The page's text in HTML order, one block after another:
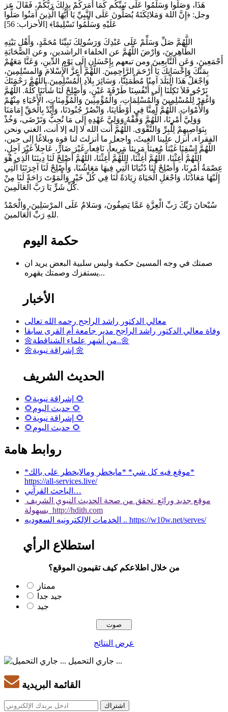
هَذَا، وَصَلُّوا وَسَلِّمُوا عَلَى نَبِيِّكُم كَمَا أَمَرَكُمْ بِذلِكَ رَبُّكُمْ، فَقَالَ عز
وجل: ﴿إِنَّ اللهَ وَمَلائِكَتَهُ يُصَلُّونَ عَلَى النَّبِيِّ يَا أَيُّهَا الَّذِينَ آمَنُوا صَلُّوا
عَلَيْهِ وَسَلِّمُوا تَسْلِيمًا﴾ [الأحزاب: 56]
الطَّاهِرِينَ، وَارْضَ اللَّهُمَّ عن الخلفاء الراشدين، وعن الصَّحَابَةِ
أَجْمَعِينَ، وَعَنِ التَّابِعِينَ ومن تبعهم بِإِحْسَانٍ إِلَى يَوْمِ الدِّينِ، وَعَنَّا مَعَهُمْ
بِمَنِّكَ وَإِحْسَانِكَ يَا أَرْحَمَ الرَّاحِمِينَ. اللَّهُمَّ أَعِزَّ الْإِسْلامَ وَالمسْلِمِينَ،
وَاجْعَلْ هَذَا الْبَلَدَ آمِنًا مُطْمَئِنًّا، وَسَائِرَ بِلاَدِ الْمُسْلِمِينَ. اللَّهُمَّ رَحْمَتَكَ
نَرْجُو فَلاَ تَكِلْنَا إِلَى أَنْفُسِنَا طَرْفَةَ عَيْنٍ، وَأَصْلِحْ لَنَا شَأْنَنَا كُلَّهُ. اللَّهُمَّ
وَاغْفِرْ لِلْمُسْلِمِينَ وَالْمُسْلِمَاتِ، وَالْمُؤْمِنِينَ وَالْمُؤْمِنَاتِ، الْأَحْيَاءِ مِنْهُمْ
وَالْأَمْوَاتِ. اللَّهُمَّ آمِنَّا فِي أَوْطَانِنَا، وَانْصُرْ جُنُودَنَا، وَأَيِّدْ بِالْحَقِّ إِمَامَنَا
وَوَلِيَّ أَمْرِنَا، اللَّهُمَّ وَفِّقْهُ وَوَلِيَّ عَهْدِهِ إِلَى مَا تُحِبُّ وَتَرْضَى، وَخُذْ
بِنَوَاصِيهِمْ لِلْبِرِّ وَالتَّقْوَى. اللَّهُمَّ أنت الله لا إله إلا أنت، الغني ونحن
الفقراء، أنزل علينا الغيثَ، واجعل ما أنزلتَ لنا قوة وبلاغًا إلى حين،
اللَّهُمَّ اسْقِنَا غَيْثاً مُغِيثاً مَرِيئاً مَرِيعاً، نَافِعاً، غَيْرَ ضَارٍّ، عَاجِلاً غَيْرَ آجِلٍ،
اللَّهُمَّ أَغِثْنَا، اللَّهُمَّ أَغِثْنَا، اللَّهُمَّ أَغِثْنَا، اللَّهُمَّ أَصْلِحْ لَنَا دِينَنَا الَّذِي هُوَ
عِصْمَةُ أَمْرِنَا، وَأَصْلِحْ لَنَا دُنْيَانَا الَّتِي فِيهَا مَعَاشُنَا، وَأَصْلِحْ لَنَا آخِرَتَنَا الَّتِي
إِلَيْهَا مَعَادُنَا، وَاجْعَلِ الْحَيَاةَ زِيَادَةً لَنَا فِي كُلِّ خَيْرٍ وَالْمَوْتَ رَاحَةً لَنَا مِنْ
كُلِّ شَرٍّ يَا رَبَّ الْعَالَمِينَ.
سُبْحانَ رَبِّكَ رَبِّ الْعِزَّةِ عَمَّا يَصِفُونَ، وَسَلامٌ عَلَى المرْسَلِينَ، وَالْحَمْدُ
للهِ رَبِّ الْعَالمينَ.
حكمة اليوم
صمتك في وجه المسيئ حكمة وليس سلبية البعض يريد ان
يستفزك وصمتك يقهره...
الأخبار
معالي الدكتور راشد الراجح رحمه الله تعالى
وفاة معالي الدكتور راشد الراجح مدير جامعة أم القرى سابقا
🌼من أشهر علماء الشناقطة..🌼
🌼إشراقة نبوية 🌼
الحديث الشريف
🌻إشراقة نبوية 🌻
🌻حديث اليوم 🌻
🌻إشراقة نبوية 🌻
🌻حديث اليوم 🌻
روابط هامة
*موقع فيه كل شي* *مايخطر ومالايخطر على بالك*
https://all-services.live/
الباحث القرآني…
موقع جديد ورائع تحقق من صحة الحديث النبوي الشريف
بسهولة http://hdith.com
الخدمات الإلكترونيه السعوديه .. https://w10w.net/serves/
استطلاع الرأي
من خلال اطلاعكم كيف تقيمون الموقع؟
ممتاز
جيد جدا
جيد
عرض النتائج
جاري التحميل ...
القائمة البريدية